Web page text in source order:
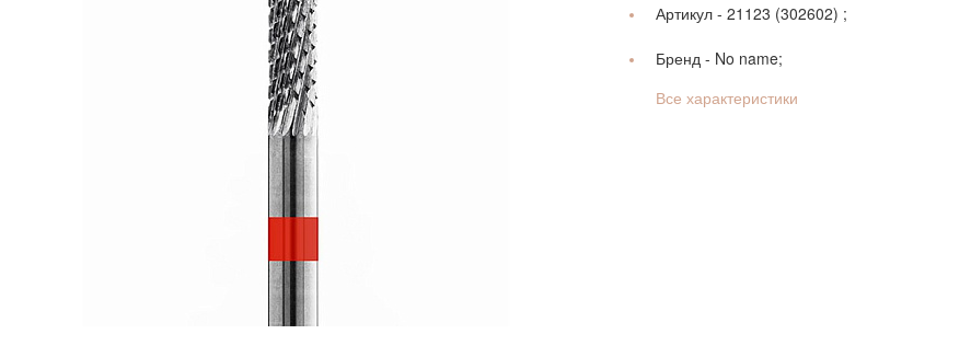
Артикул - 21123 (302602) ;
Бренд - No name;
Все характеристики